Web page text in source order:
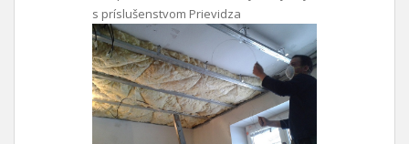
s príslušenstvom Prievidza